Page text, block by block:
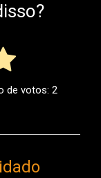
de votos: 2